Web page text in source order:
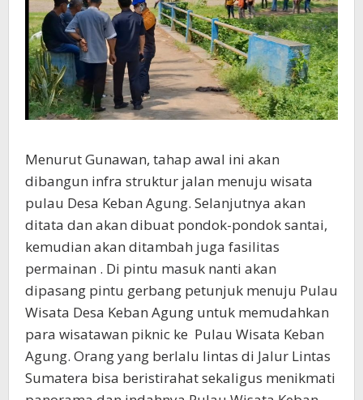
Menurut Gunawan, tahap awal ini akan
dibangun infra struktur jalan menuju wisata
pulau Desa Keban Agung. Selanjutnya akan
ditata dan akan dibuat pondok-pondok santai,
kemudian akan ditambah juga fasilitas
permainan . Di pintu masuk nanti akan
dipasang pintu gerbang petunjuk menuju Pulau
Wisata Desa Keban Agung untuk memudahkan
para wisatawan piknic ke Pulau Wisata Keban
Agung. Orang yang berlalu lintas di Jalur Lintas
Sumatera bisa beristirahat sekaligus menikmati